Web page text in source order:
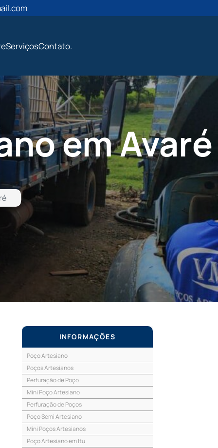
ServiçosContato.
em Avaré
INFORMAÇÕES
Poço Artesiano
Poços Artesianos
Perfuração de Poço
Mini Poço Artesiano
Perfuração de Poços
Poço Semi Artesiano
Mini Poços Artesianos
Poço Artesiano em Itu